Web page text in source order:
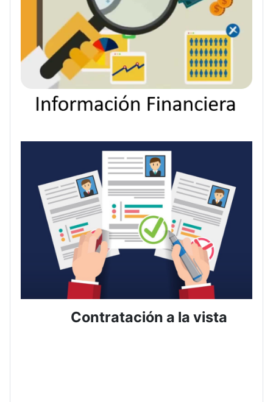
Contratación a la vista